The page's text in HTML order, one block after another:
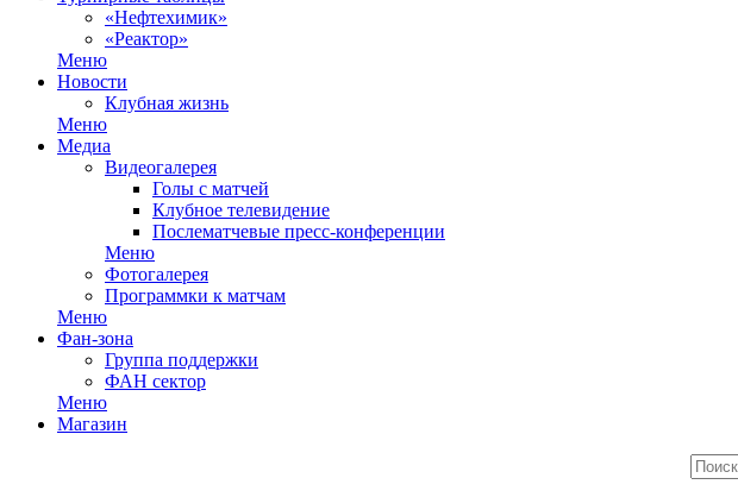
«Нефтехимик»
«Реактор»
Меню
Новости
Клубная жизнь
Меню
Медиа
Видеогалерея
Голы с матчей
Клубное телевидение
Послематчевые пресс-конференции
Меню
Фотогалерея
Программки к матчам
Меню
Фан-зона
Группа поддержки
ФАН сектор
Меню
Магазин